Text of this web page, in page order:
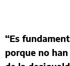
“Es
porque no